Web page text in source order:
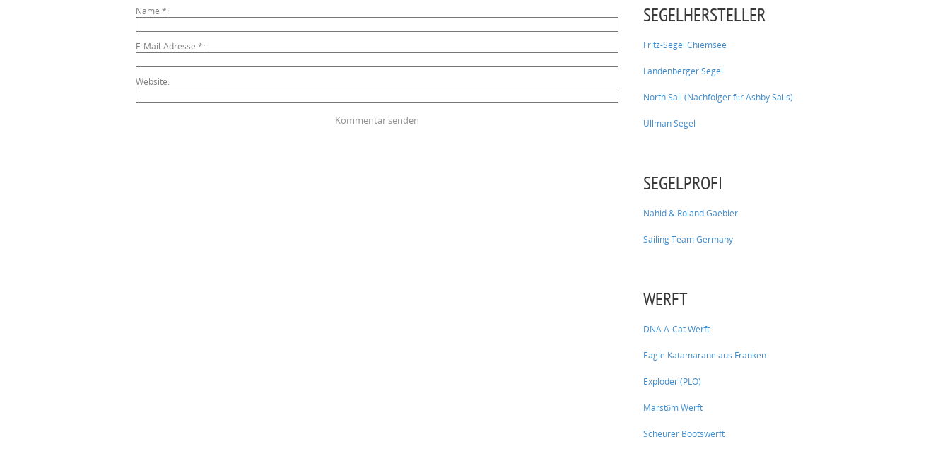
SEGELHERSTELLER
Fritz-Segel Chiemsee
Landenberger Segel
North Sail (Nachfolger für Ashby Sails)
Ullman Segel
SEGELPROFI
Nahid & Roland Gaebler
Sailing Team Germany
WERFT
DNA A-Cat Werft
Eagle Katamarane aus Franken
Exploder (PLO)
Marstöm Werft
Scheurer Bootswerft
Name *
E-Mail-Adresse *
Website